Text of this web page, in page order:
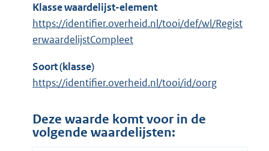
Klasse waardelijst-element
https://identifier.overheid.nl/tooi/def/wl/Regist
erwaardelijstCompleet
Soort (klasse)
https://identifier.overheid.nl/tooi/id/oorg
Deze waarde komt voor in de
volgende waardelijsten: